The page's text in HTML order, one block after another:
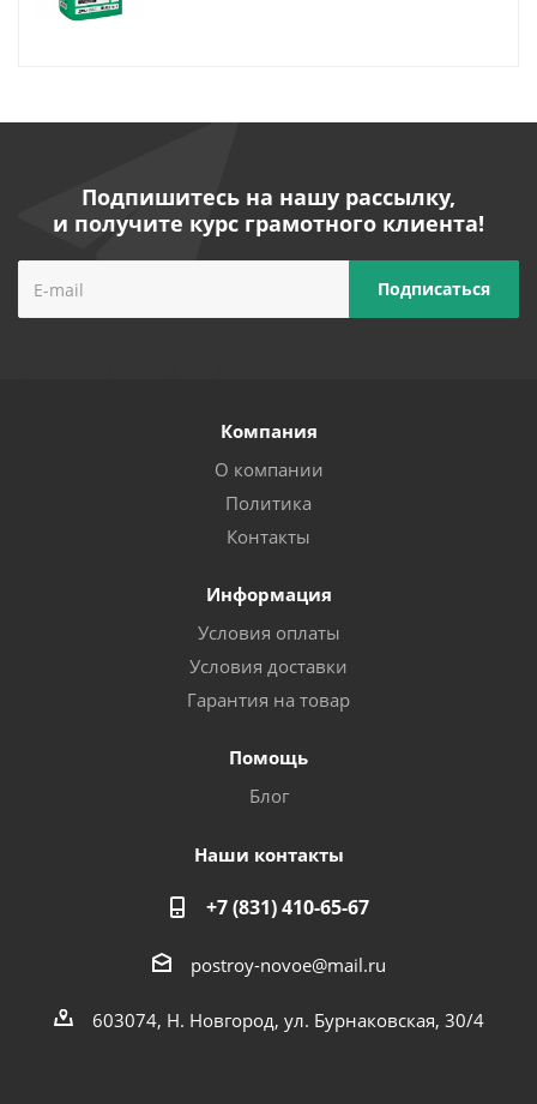
Подпишитесь на нашу рассылку,
и получите курс грамотного клиента!
Компания
О компании
Политика
Контакты
Информация
Условия оплаты
Условия доставки
Гарантия на товар
Помощь
Блог
Наши контакты
+7 (831) 410-65-67
postroy-novoe@mail.ru
603074, Н. Новгород, ул. Бурнаковская, 30/4